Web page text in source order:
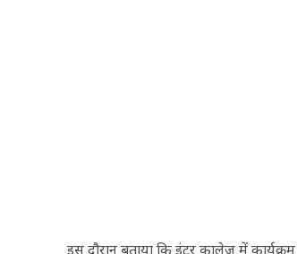
इस दौरान बताया कि इंटर कालेज में